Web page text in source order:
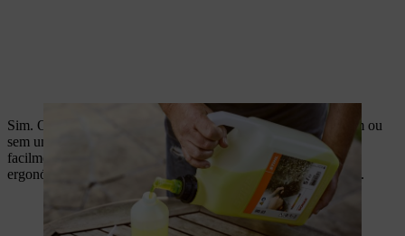
Sim. Os produtos de limpeza STIHL podem ser utilizados com ou
sem uma máquina de alta pressão. Os detergentes podem ser
facilmente distribuídos manualmente com um pulverizador. O
ergonómico
pulverizador manual SG 11 Plusé ideal para isso.